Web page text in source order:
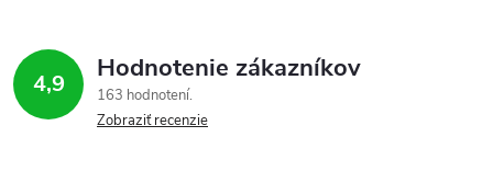
4,9 Hodnotenie zákazníkov
163 hodnotení
Zobraziť recenzie